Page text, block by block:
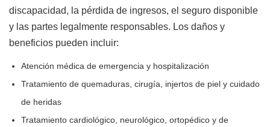
discapacidad, la pérdida de ingresos, el seguro disponible
y las partes legalmente responsables. Los daños y
beneficios pueden incluir:
Atención médica de emergencia y hospitalización
Tratamiento de quemaduras, cirugía, injertos de piel y cuidado
de heridas
Tratamiento cardiológico, neurológico, ortopédico y de